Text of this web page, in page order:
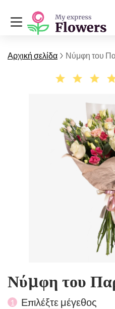
Αρχική σελίδα Νύμφη του
Νύμφη του
1 Επιλέξτε μέγεθος